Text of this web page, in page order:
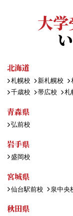
大学
北海道
札幌校 新札幌校
千歳校
帯広校 札
青森県
弘前校
岩手県
盛岡校
宮城県
仙台駅前校 泉中央
秋田県